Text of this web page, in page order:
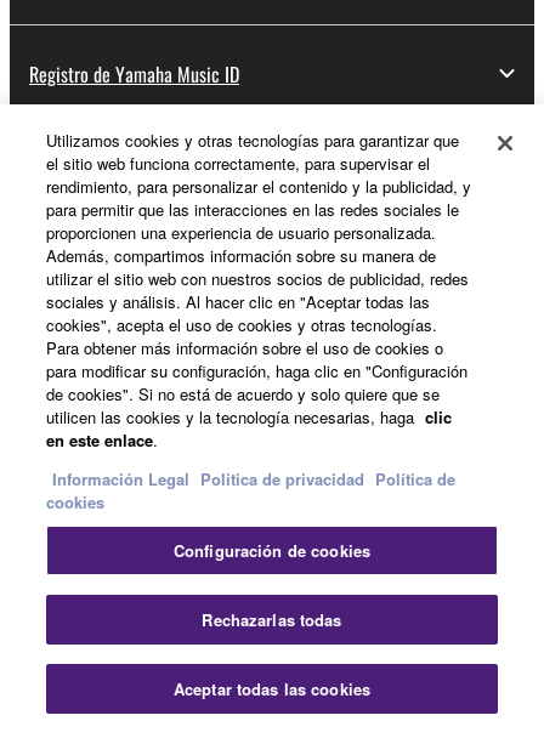
Registro de Yamaha Music ID
Acerca de Yamaha
España - Spanish
Empresa
Contacte con nosotrosTerminos de uso
Politica de privacidadPolítica de cookies
Información Legal
© Yamaha Corporation.
Utilizamos cookies y otras tecnologías para garantizar que
el sitio web funciona correctamente, para supervisar el
rendimiento, para personalizar el contenido y la publicidad, y
para permitir que las interacciones en las redes sociales le
proporcionen una experiencia de usuario personalizada.
Además, compartimos información sobre su manera de
utilizar el sitio web con nuestros socios de publicidad, redes
sociales y análisis. Al hacer clic en "Aceptar todas las
cookies", acepta el uso de cookies y otras tecnologías.
Para obtener más información sobre el uso de cookies o
para modificar su configuración, haga clic en "Configuración
de cookies". Si no está de acuerdo y solo quiere que se
utilicen las cookies y la tecnología necesarias, haga clic
en este enlace.
Información Legal Politica de privacidad Política de
cookies
Configuración de cookies
Rechazarlas todas
Aceptar todas las cookies